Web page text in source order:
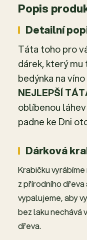
Popis
Detailní
Táta toho pro
dárek, který
bedýnka na
NEJLEPŠÍ
oblíbenou
padne ke Dni
Dárková
Krabičku
z přírodního dřeva
vypalujeme, aby
bez laku nechává
dřeva.